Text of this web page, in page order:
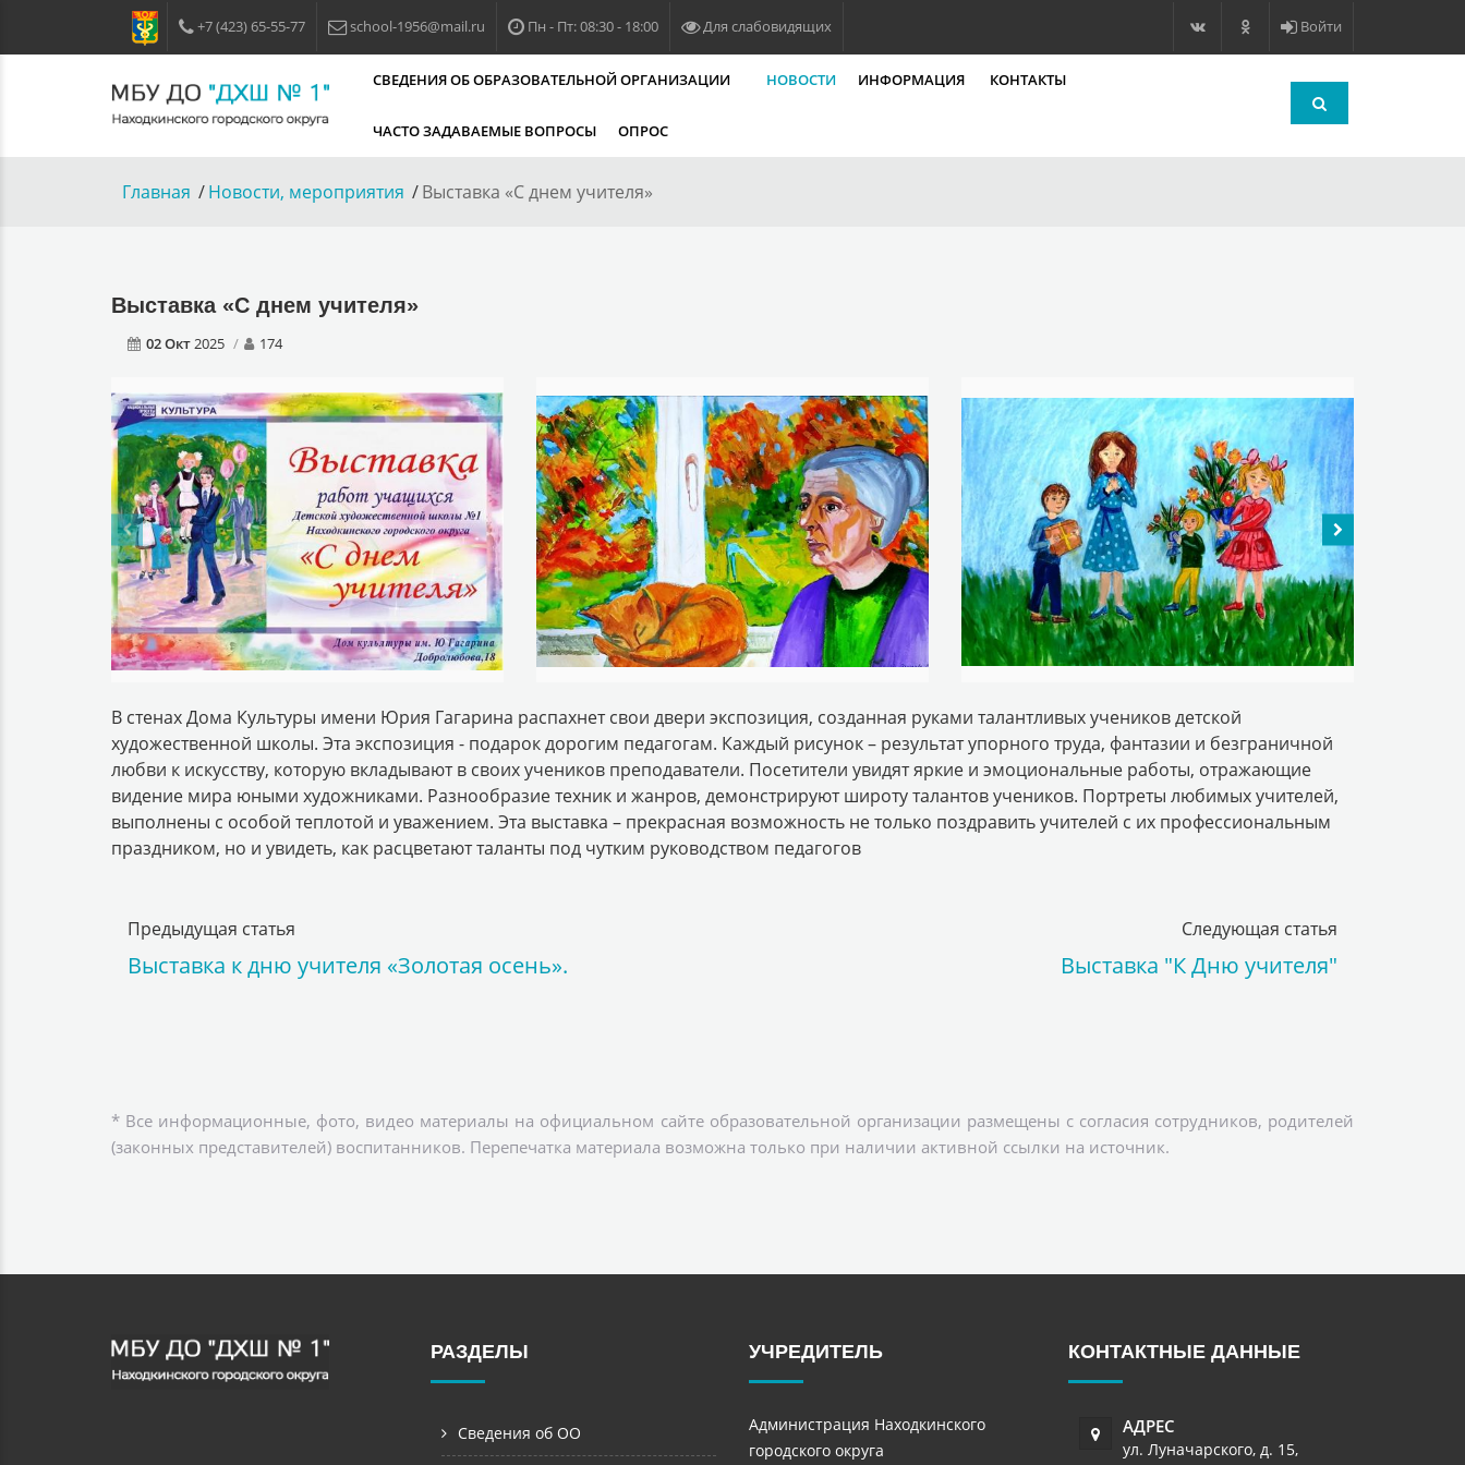
+7 (423) 65-55-77 school-1956@mail.ru Пн - Пт: 08:30 - 18:00 Для слабовидящих Войти
СВЕДЕНИЯ ОБ ОБРАЗОВАТЕЛЬНОЙ ОРГАНИЗАЦИИ НОВОСТИ ИНФОРМАЦИЯ КОНТАКТЫ
ЧАСТО ЗАДАВАЕМЫЕ ВОПРОСЫ ОПРОС
Главная Новости, мероприятия Выставка «С днем учителя»
Выставка «С днем учителя»
02 Окт2025 174
В стенах Дома Культуры имени Юрия Гагарина распахнет свои двери экспозиция, созданная руками талантливых учеников детской
художественной школы. Эта экспозиция - подарок дорогим педагогам. Каждый рисунок – результат упорного труда, фантазии и безграничной
любви к искусству, которую вкладывают в своих учеников преподаватели. Посетители увидят яркие и эмоциональные работы, отражающие
видение мира юными художниками. Разнообразие техник и жанров, демонстрируют широту талантов учеников. Портреты любимых учителей,
выполнены с особой теплотой и уважением. Эта выставка – прекрасная возможность не только поздравить учителей с их профессиональным
праздником, но и увидеть, как расцветают таланты под чутким руководством педагогов
Предыдущая статья
Выставка к дню учителя «Золотая осень».
Следующая статья
Выставка "К Дню учителя"
* Все информационные, фото, видео материалы на официальном сайте образовательной организации размещены с согласия сотрудников, родителей
(законных представителей) воспитанников. Перепечатка материала возможна только при наличии активной ссылки на источник.
РАЗДЕЛЫ
Сведения об ОО
УЧРЕДИТЕЛЬ
Администрация Находкинского
городского округа
КОНТАКТНЫЕ ДАННЫЕ
АДРЕС
ул. Луначарского, д. 15,